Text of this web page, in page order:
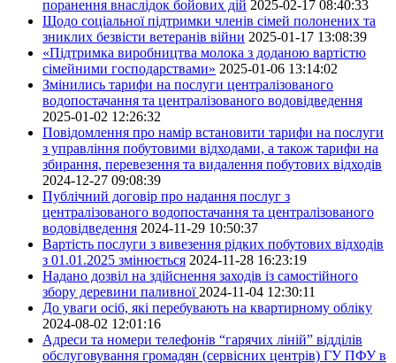
поранення внаслідок бойових дій 2025-02-17 08:40:33
Щодо соціальної підтримки членів сімей полонених та
зниклих безвісти ветеранів війни 2025-01-17 13:08:39
«Підтримка виробництва молока з доданою вартістю
сімейними господарствами» 2025-01-06 13:14:02
Змінились тарифи на послуги централізованого
водопостачання та централізованого водовідведення
2025-01-02 12:26:32
Повідомлення про намір встановити тарифи на послуги
з управління побутовими відходами, а також тарифи на
збирання, перевезення та видалення побутових відходів
2024-12-27 09:08:39
Публічний договір про надання послуг з
централізованого водопостачання та централізованого
водовідведення 2024-11-29 10:50:37
Вартість послуги з вивезення рідких побутових відходів
з 01.01.2025 змінюється 2024-11-28 16:23:19
Надано дозвіл на здійснення заходів із самостійного
збору деревини паливної2024-11-04 12:30:11
До уваги осіб, які перебувають на квартирному обліку
2024-08-02 12:01:16
Адреси та номери телефонів “гарячих ліній” відділів
обслуговування громадян (сервісних центрів) ГУ ПФУ в